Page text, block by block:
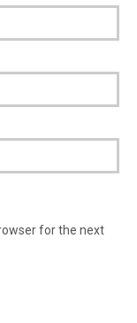
for the next